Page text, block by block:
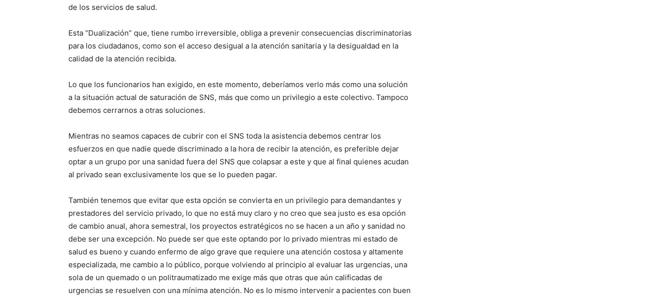
de los servicios de salud.
Esta “Dualización” que, tiene rumbo irreversible, obliga a prevenir consecuencias discriminatorias
para los ciudadanos, como son el acceso desigual a la atención sanitaria y la desigualdad en la
calidad de la atención recibida.
Lo que los funcionarios han exigido, en este momento, deberíamos verlo más como una solución
a la situación actual de saturación de SNS, más que como un privilegio a este colectivo. Tampoco
debemos cerrarnos a otras soluciones.
Mientras no seamos capaces de cubrir con el SNS toda la asistencia debemos centrar los
esfuerzos en que nadie quede discriminado a la hora de recibir la atención, es preferible dejar
optar a un grupo por una sanidad fuera del SNS que colapsar a este y que al final quienes acudan
al privado sean exclusivamente los que se lo pueden pagar.
También tenemos que evitar que esta opción se convierta en un privilegio para demandantes y
prestadores del servicio privado, lo que no está muy claro y no creo que sea justo es esa opción
de cambio anual, ahora semestral, los proyectos estratégicos no se hacen a un año y sanidad no
debe ser una excepción. No puede ser que este optando por lo privado mientras mi estado de
salud es bueno y cuando enfermo de algo grave que requiere una atención costosa y altamente
especializada, me cambio a lo público, porque volviendo al principio al evaluar las urgencias, una
sola de un quemado o un politraumatizado me exige más que otras que aún calificadas de
urgencias se resuelven con una mínima atención. No es lo mismo intervenir a pacientes con buen